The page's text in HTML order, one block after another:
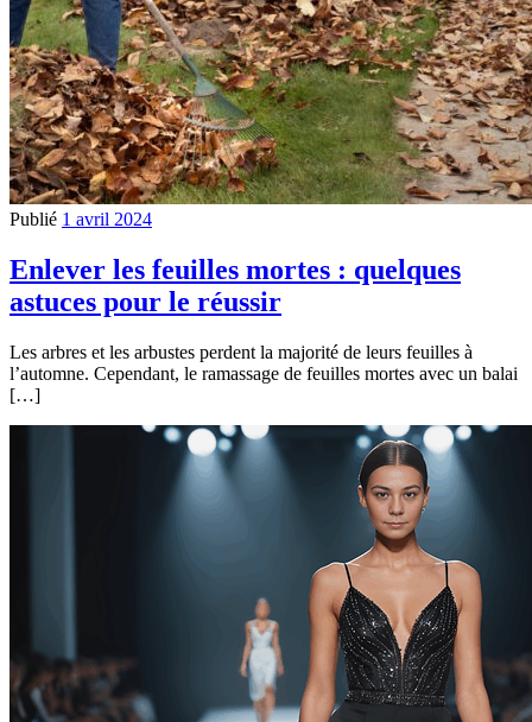
Publié 1 avril 2024
Enlever les feuilles mortes : quelques
astuces pour le réussir
Les arbres et les arbustes perdent la majorité de leurs feuilles à
l’automne. Cependant, le ramassage de feuilles mortes avec un balai
[…]